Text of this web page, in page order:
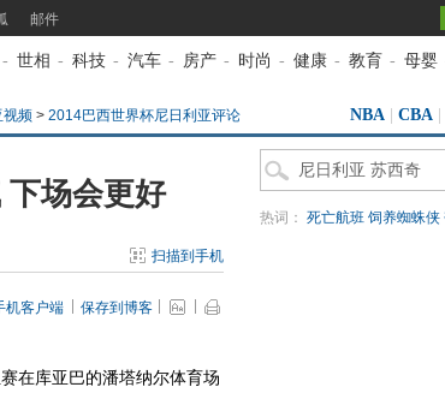
邮件
- 世相 - 科技 - 汽车 - 房产 - 时尚 - 健康 - 教育 - 母婴
视频 > 2014巴西世界杯尼日利亚评论 NBA CBA
场会更好
扫描到手机
机客户端 保存到博客
在库亚巴的潘塔纳尔体育场
热词： 死亡航班 饲养蜘蛛侠